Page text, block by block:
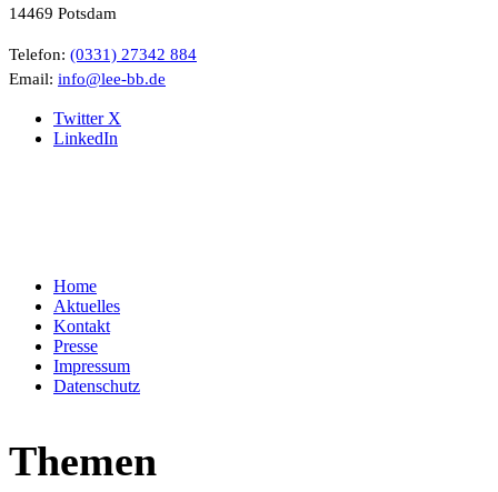
14469 Potsdam
Telefon: (0331) 27342 884
Email: ed.bb-eel@ofni
Twitter X
LinkedIn
Home
Aktuelles
Kontakt
Presse
Impressum
Datenschutz
Themen